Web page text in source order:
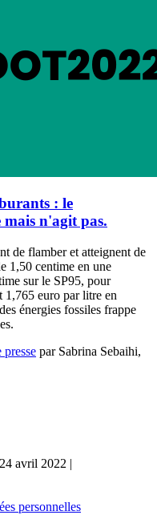
: le
mais n'agit pas.
de flamber et atteignent de
1,50 centime en une
sur le SP95, pour
1,765 euro par litre en
énergies fossiles frappe
par Sabrina Sebaihi,
avril 2022 |
personnelles